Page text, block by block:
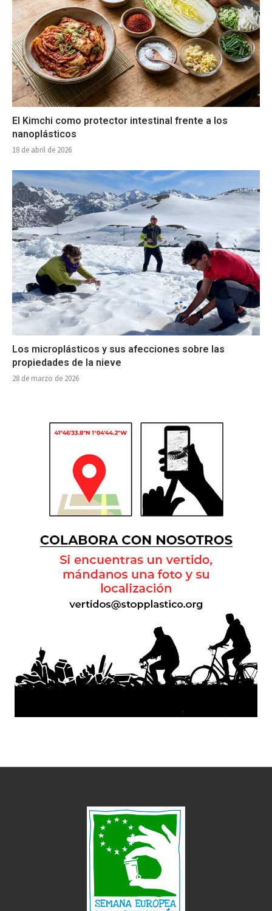
El Kimchi como protector intestinal frente a los
nanoplásticos
18 de abril de 2026
Los microplásticos y sus afecciones sobre las
propiedades de la nieve
28 de marzo de 2026